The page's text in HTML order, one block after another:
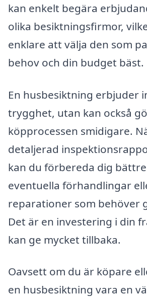
kan enkelt begära
olika besiktningsfirmor,
enklare att välja den som
behov och din budget bäst.
En husbesiktning erbjuder
trygghet, utan kan också
köpprocessen smidigare.
detaljerad
kan du förbereda dig
eventuella förhandlingar
reparationer som behöver
Det är en investering i din
kan ge mycket tillbaka.
Oavsett om du är köpare
en husbesiktning vara en